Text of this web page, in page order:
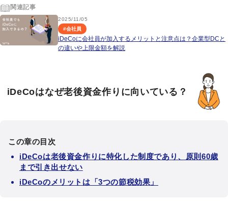
関連記事
2025/11/05
#会社員
iDeCoに会社員が加入するメリットと注意点は？企業型DCと
の違いや上限金額を解説
iDeCoはなぜ老後資金作りに向いている？
この章の目次
iDeCoは老後資金作りに特化した制度であり、原則60歳
まで引き出せない
iDeCoのメリットは「3つの節税効果」